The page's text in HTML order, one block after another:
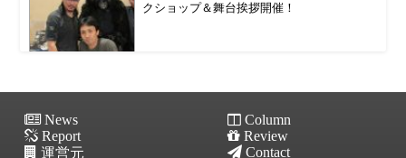
クショップ＆舞台挨拶開催！
News
Column
Report
Review
運営元
Contact